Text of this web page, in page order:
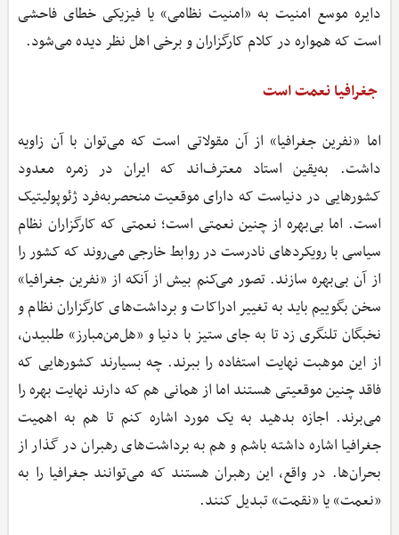
دایره موسع امنیت به «امنیت نظامی» یا فیزیکی خطای فاحشی
است که همواره در کلام کارگزاران و برخی اهل نظر دیده می‌شود.
جغرافیا نعمت است
اما «نفرین جغرافیا» از آن مقولاتی است که می‌توان با آن زاویه
داشت. به‌یقین استاد معترف‌اند که ایران در زمره معدود
کشورهایی در دنیاست که دارای موقعیت منحصربه‌فرد ژئوپولیتیک
است. اما بی‌بهره از چنین نعمتی است؛ نعمتی که کارگزاران نظام
سیاسی با رویکردهای نادرست در روابط خارجی می‌روند که کشور را
از آن بی‌بهره سازند. تصور می‌کنم بیش از آنکه از «نفرین جغرافیا»
سخن بگوییم باید به تغییر ادراکات و برداشت‌های کارگزاران نظام و
نخبگان تلنگری زد تا به ‌جای ستیز با دنیا و «هل‌من‌مبارز» طلبیدن،
از این موهبت نهایت استفاده را ببرند. چه بسیارند کشورهایی که
فاقد چنین موقعیتی هستند اما از همانی هم که دارند نهایت بهره را
می‌برند. اجازه بدهید به یک مورد اشاره کنم تا هم به اهمیت
جغرافیا اشاره داشته باشم و هم به برداشت‌های رهبران در گذار از
بحران‌ها. در واقع، این رهبران هستند که می‌توانند جغرافیا را به
«نعمت» یا «نقمت» تبدیل کنند.